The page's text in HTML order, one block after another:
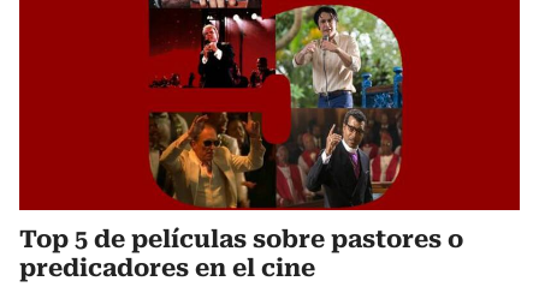
Top 5 de películas sobre pastores o
predicadores en el cine